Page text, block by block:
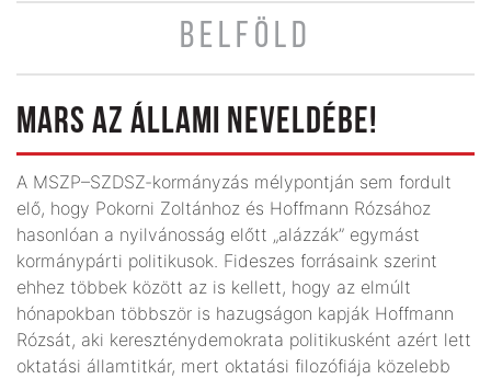
BELFÖLD
MARS AZ ÁLLAMI NEVELDÉBE!
A MSZP–SZDSZ-kormányzás mélypontján sem fordult
elő, hogy Pokorni Zoltánhoz és Hoffmann Rózsához
hasonlóan a nyilvánosság előtt „alázzák” egymást
kormánypárti politikusok. Fideszes forrásaink szerint
ehhez többek között az is kellett, hogy az elmúlt
hónapokban többször is hazugságon kapják Hoffmann
Rózsát, aki kereszténydemokrata politikusként azért lett
oktatási államtitkár, mert oktatási filozófiája közelebb